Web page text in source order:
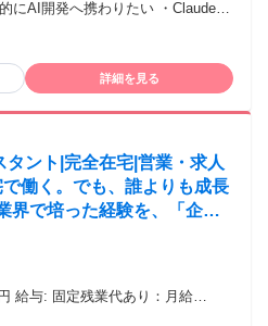
分 固定残業時間を超過した場合の
時間を超える時間外労働分につい
にAI開発へ携わりたい ・Claude
い ・フルリモート中心の働き方を
で最新技術に挑戦したい 活かせ
/基本情報処理技術
C言語プロ
詳細を見る
ント|完全在宅|営業・求人
働く。でも、誰よりも成長
界で培った経験を、「企業
活かしませんか？私たちは全
を行う採用改善会社です。
ながら、企業の採用成功を
あり：月給